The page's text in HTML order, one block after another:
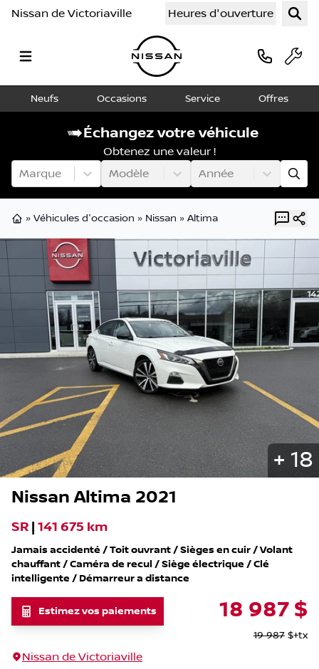
Nissan de Victoriaville Heures d'ouverture
Neufs Occasions Service Offres
Échangez votre véhicule
Obtenez une valeur !
Marque
Modèle Année
» Véhicules d'occasion » Nissan » Altima
+ 18
NissanAltima 2021
SR | 141 675 km
Jamais accidenté / Toit ouvrant / Sièges en cuir / Volant
chauffant / Caméra de recul / Siège électrique / Clé
intelligente / Démarreur a distance
18 987$
19 987$+tx
Estimez vos paiements
Nissan de Victoriaville